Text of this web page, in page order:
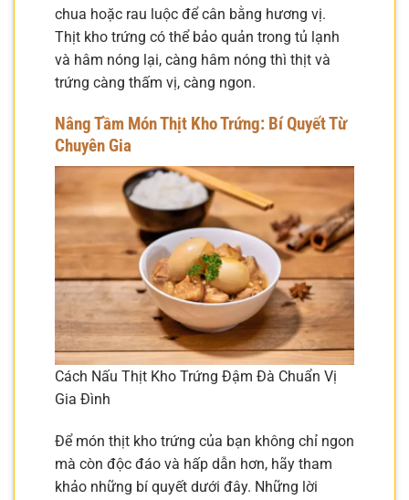
chua hoặc rau luộc để cân bằng hương vị.
Thịt kho trứng có thể bảo quản trong tủ lạnh
và hâm nóng lại, càng hâm nóng thì thịt và
trứng càng thấm vị, càng ngon.
Nâng Tầm Món Thịt Kho Trứng: Bí Quyết Từ
Chuyên Gia
Cách Nấu Thịt Kho Trứng Đậm Đà Chuẩn Vị
Gia Đình
Để món thịt kho trứng của bạn không chỉ ngon
mà còn độc đáo và hấp dẫn hơn, hãy tham
khảo những bí quyết dưới đây. Những lời